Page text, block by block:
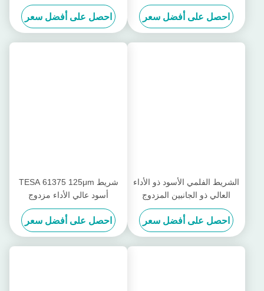
شريط Tesa® Softprint 52018
للطباعة الفلكسوغرافية على
شريط طابعة Tesa® Softprint
52015 للطباعة المرنة - صلبة
فيديو
شريط حماية أسطوانة الطباعة
tesa® Softprint 52017 - ناعم
فيديو
Tesa® 88661 88662 88663
شريط للفيلم PET الشفاف من